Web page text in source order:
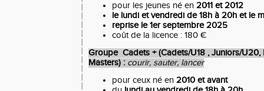
pour les jeunes né en 2011 et 2012
le lundi et vendredi de 18h à 20h et le
reprise le 1er septembre 2025
coût de la licence : 180 €
Groupe Cadets + (Cadets/U18 , Juniors/
Masters) : courir, sauter, lancer
pour ceux né en 2010 et avant